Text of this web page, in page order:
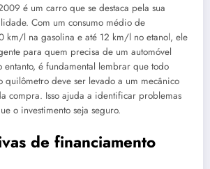
é um carro que se destaca pela sua
Com um consumo médio de
km/l na gasolina e até 12 km/l no etanol, ele
para quem precisa de um automóvel
é fundamental lembrar que todo
quilômetro deve ser levado a um mecânico
compra. Isso ajuda a identificar problemas
o investimento seja seguro.
de financiamento